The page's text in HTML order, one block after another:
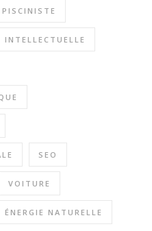
PISCINISTE
INTELLECTUELLE
SEO
VOITURE
ÉNERGIE NATURELLE